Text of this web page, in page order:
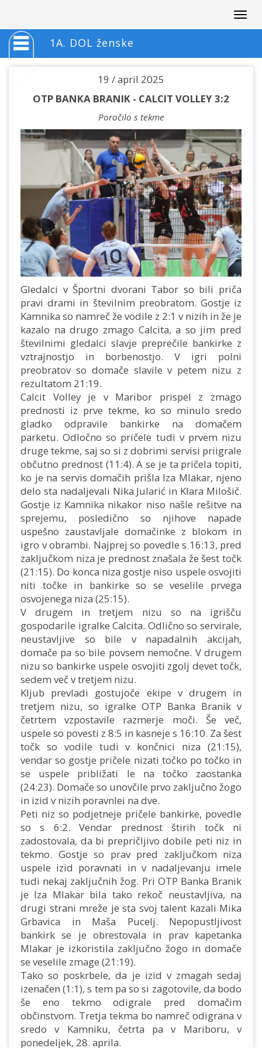
1A. DOL ženske
19 / april 2025
OTP BANKA BRANIK - CALCIT VOLLEY 3:2
Poročilo s tekme
Gledalci v Športni dvorani Tabor so bili priča
pravi drami in številnim preobratom. Gostje iz
Kamnika so namreč že vodile z 2:1 v nizih in že je
kazalo na drugo zmago Calcita, a so jim pred
številnimi gledalci slavje preprečile bankirke z
vztrajnostjo in borbenostjo. V igri polni
preobratov so domače slavile v petem nizu z
rezultatom 21:19.
Calcit Volley je v Maribor prispel z zmago
prednosti iz prve tekme, ko so minulo sredo
gladko odpravile bankirke na domačem
parketu. Odločno so pričele tudi v prvem nizu
druge tekme, saj so si z dobrimi servisi priigrale
občutno prednost (11:4). A se je ta pričela topiti,
ko je na servis domačih prišla Iza Mlakar, njeno
delo sta nadaljevali Nika Jularić in Klara Milošič.
Gostje iz Kamnika nikakor niso našle rešitve na
sprejemu, posledično so njihove napade
uspešno zaustavljale domačinke z blokom in
igro v obrambi. Najprej so povedle s 16:13, pred
zaključkom niza je prednost znašala že šest točk
(21:15). Do konca niza gostje niso uspele osvojiti
niti točke in bankirke so se veselile prvega
osvojenega niza (25:15).
V drugem in tretjem nizu so na igrišču
gospodarile igralke Calcita. Odlično so servirale,
neustavljive so bile v napadalnih akcijah,
domače pa so bile povsem nemočne. V drugem
nizu so bankirke uspele osvojiti zgolj devet točk,
sedem več v tretjem nizu.
Kljub prevladi gostujoče ekipe v drugem in
tretjem nizu, so igralke OTP Banka Branik v
četrtem vzpostavile razmerje moči. Še več,
uspele so povesti z 8:5 in kasneje s 16:10. Za šest
točk so vodile tudi v končnici niza (21:15),
vendar so gostje pričele nizati točko po točko in
se uspele približati le na točko zaostanka
(24:23). Domače so unovčile prvo zaključno žogo
in izid v nizih poravnlei na dve.
Peti niz so podjetneje pričele bankirke, povedle
so s 6:2. Vendar prednost štirih točk ni
zadostovala, da bi prepričljivo dobile peti niz in
tekmo. Gostje so prav pred zaključkom niza
uspele izid poravnati in v nadaljevanju imele
tudi nekaj zaključnih žog. Pri OTP Banka Branik
je Iza Mlakar bila tako rekoč neustavljiva, na
drugi strani mreže je sta svoj talent kazali Mika
Grbavica in Maša Pucelj. Nepopustljivost
bankirk se je obrestovala in prav kapetanka
Mlakar je izkoristila zaključno žogo in domače
se veselile zmage (21:19).
Tako so poskrbele, da je izid v zmagah sedaj
izenačen (1:1), s tem pa so si zagotovile, da bodo
še eno tekmo odigrale pred domačim
občinstvom. Tretja tekma bo namreč odigrana v
sredo v Kamniku, četrta pa v Mariboru, v
ponedeljek, 28. aprila.